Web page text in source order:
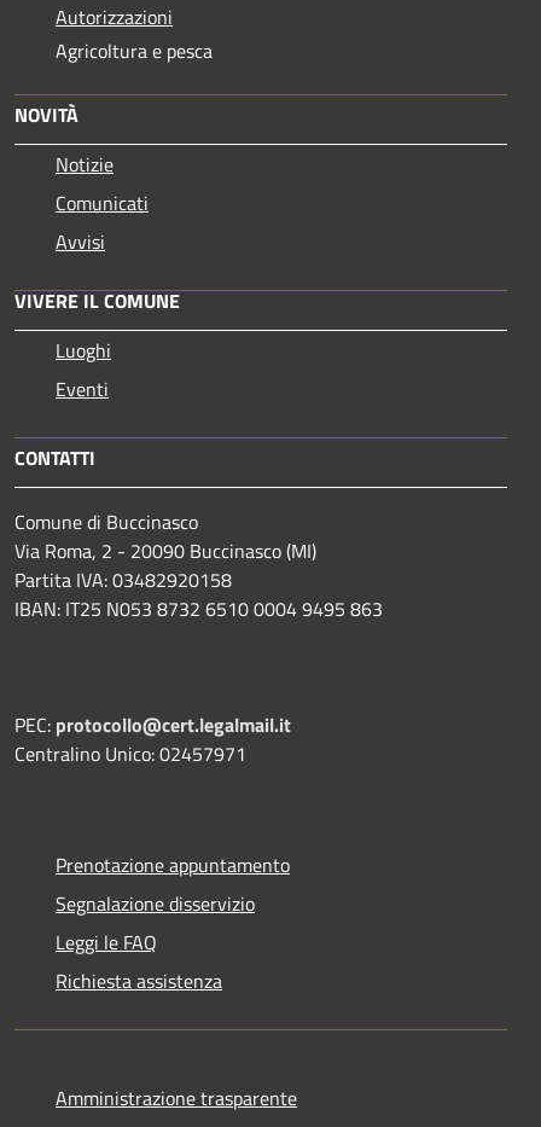
Autorizzazioni
Agricoltura e pesca
NOVITÀ
Notizie
Comunicati
Avvisi
VIVERE IL COMUNE
Luoghi
Eventi
CONTATTI
Comune di Buccinasco
Via Roma, 2 - 20090 Buccinasco (MI)
Partita IVA: 03482920158
IBAN: IT25 N053 8732 6510 0004 9495 863
PEC: protocollo@cert.legalmail.it
Centralino Unico: 02457971
Prenotazione appuntamento
Segnalazione disservizio
Leggi le FAQ
Richiesta assistenza
Amministrazione trasparente